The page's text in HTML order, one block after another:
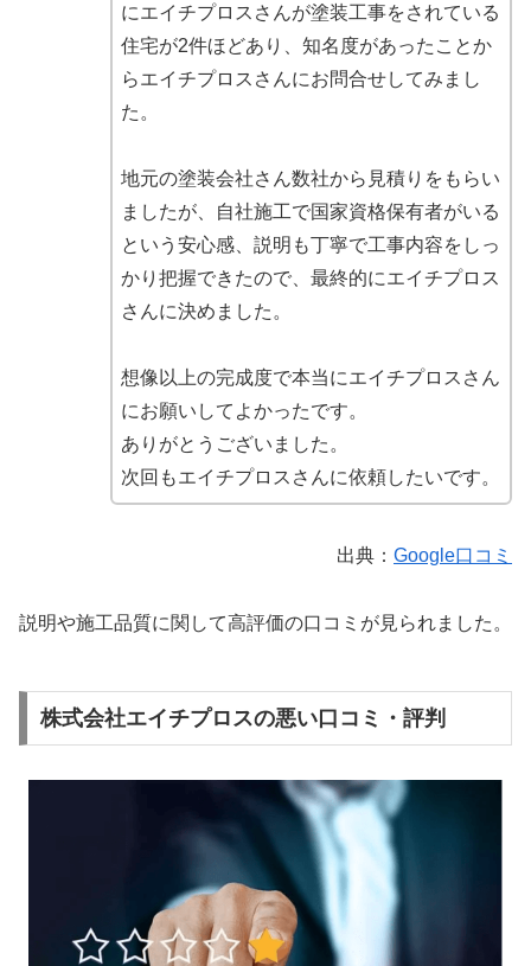
にエイチプロスさんが塗装工事をされている
住宅が2件ほどあり、知名度があったことか
らエイチプロスさんにお問合せしてみまし
た。
地元の塗装会社さん数社から見積りをもらい
ましたが、自社施工で国家資格保有者がいる
という安心感、説明も丁寧で工事内容をしっ
かり把握できたので、最終的にエイチプロス
さんに決めました。
想像以上の完成度で本当にエイチプロスさん
にお願いしてよかったです。
ありがとうございました。
次回もエイチプロスさんに依頼したいです。
出典： Google口コミ
説明や施工品質に関して高評価の口コミが見られました。
株式会社エイチプロスの悪い口コミ・評判